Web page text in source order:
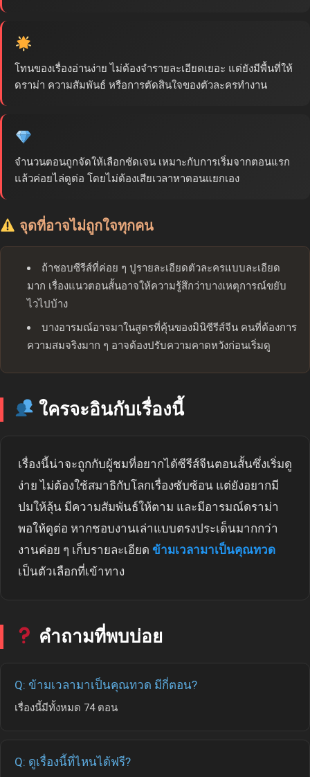
โทนของเรื่องอ่านง่าย ไม่ต้องจำรายละเอียดเยอะ แต่ยังมีพื้นที่ให้
ดราม่า ความสัมพันธ์ หรือการตัดสินใจของตัวละครทำงาน
จำนวนตอนถูกจัดให้เลือกชัดเจน เหมาะกับการเริ่มจากตอนแรก
แล้วค่อยไล่ดูต่อ โดยไม่ต้องเสียเวลาหาตอนแยกเอง
จุดที่อาจไม่ถูกใจทุกคน
ถ้าชอบซีรีส์ที่ค่อย ๆ ปูรายละเอียดตัวละครแบบละเอียด
มาก เรื่องแนวตอนสั้นอาจให้ความรู้สึกว่าบางเหตุการณ์ขยับ
ไวไปบ้าง
บางอารมณ์อาจมาในสูตรที่คุ้นของมินิซีรีส์จีน คนที่ต้องการ
ความสมจริงมาก ๆ อาจต้องปรับความคาดหวังก่อนเริ่มดู
ใครจะอินกับเรื่องนี้
เรื่องนี้น่าจะถูกกับผู้ชมที่อยากได้ซีรีส์จีนตอนสั้นซึ่งเริ่มดู
ง่าย ไม่ต้องใช้สมาธิกับโลกเรื่องซับซ้อน แต่ยังอยากมี
ปมให้ลุ้น มีความสัมพันธ์ให้ตาม และมีอารมณ์ดราม่า
พอให้ดูต่อ หากชอบงานเล่าแบบตรงประเด็นมากกว่า
งานค่อย ๆ เก็บรายละเอียด ข้ามเวลามาเป็นคุณทวด
เป็นตัวเลือกที่เข้าทาง
คำถามที่พบบ่อย
Q: ข้ามเวลามาเป็นคุณทวด มีกี่ตอน?
เรื่องนี้มีทั้งหมด 74 ตอน
Q: ดูเรื่องนี้ที่ไหนได้ฟรี?